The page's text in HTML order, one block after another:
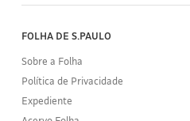
de
S.Paulo
FOLHA DE S.PAULO
Sobre a Folha
Política de Privacidade
Expediente